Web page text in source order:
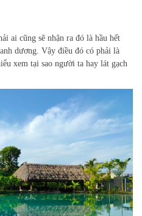
ai cũng sẽ nhận ra đó là hầu hết
dương. Vậy điều đó có phải là
xem tại sao người ta hay lát gạch